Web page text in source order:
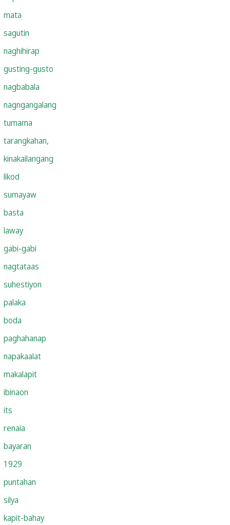
mata
sagutin
naghihirap
gusting-gusto
nagbabala
nagngangalang
tumama
tarangkahan,
kinakailangang
likod
sumayaw
basta
laway
gabi-gabi
nagtataas
suhestiyon
palaka
boda
paghahanap
napakaalat
makalapit
ibinaon
its
renaia
bayaran
1929
puntahan
silya
kapit-bahay